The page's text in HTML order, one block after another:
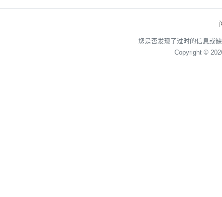
您是否发现了过时的信息或
Copyright ©